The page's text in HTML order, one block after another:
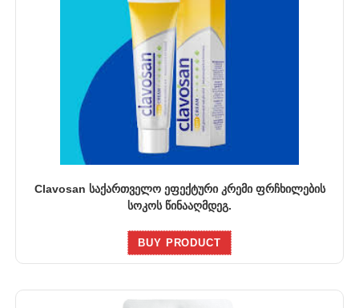
Clavosan საქართველო ეფექტური კრემი ფრჩხილების
სოკოს წინააღმდეგ.
BUY PRODUCT